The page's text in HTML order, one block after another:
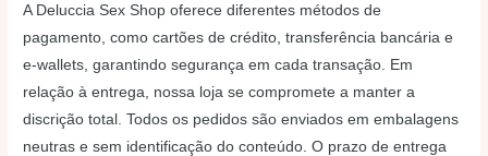
A Deluccia Sex Shop oferece diferentes métodos de
pagamento, como cartões de crédito, transferência bancária e
e-wallets, garantindo segurança em cada transação. Em
relação à entrega, nossa loja se compromete a manter a
discrição total. Todos os pedidos são enviados em embalagens
neutras e sem identificação do conteúdo. O prazo de entrega